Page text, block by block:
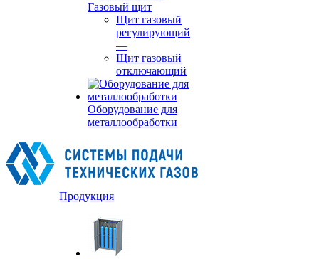
Газовый щит
Щит газовый
регулирующий
—
Щит газовый
отключающий
Оборудование для
металлообработки
Продукция